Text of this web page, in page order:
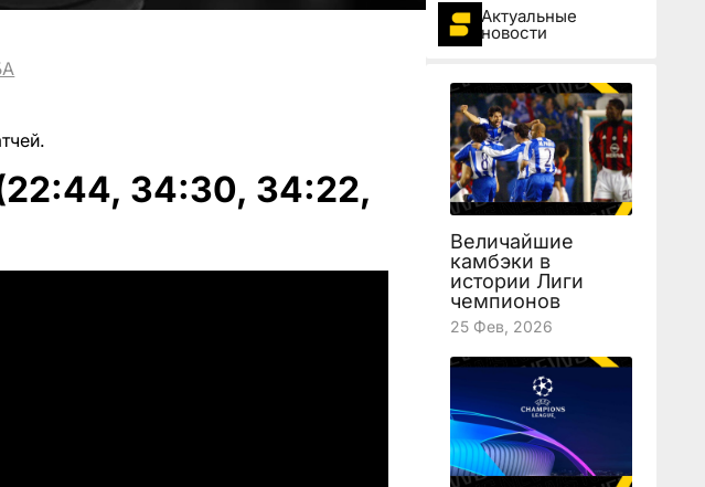
34:30, 34:22,
Актуальные
новости
Величайшие
камбэки в
истории Лиги
чемпионов
25 Фев, 2026